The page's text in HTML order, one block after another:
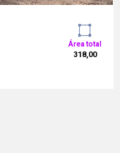
Área total
318,00